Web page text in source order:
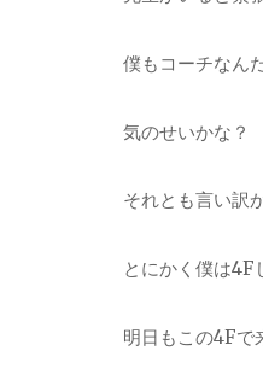
僕もコーチなん
気のせいかな？
それとも言い訳
とにかく僕は4F
明日もこの4Fで